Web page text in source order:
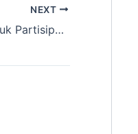
NEXT
Political Ability Masih Lemah untuk Partisipasi Publik